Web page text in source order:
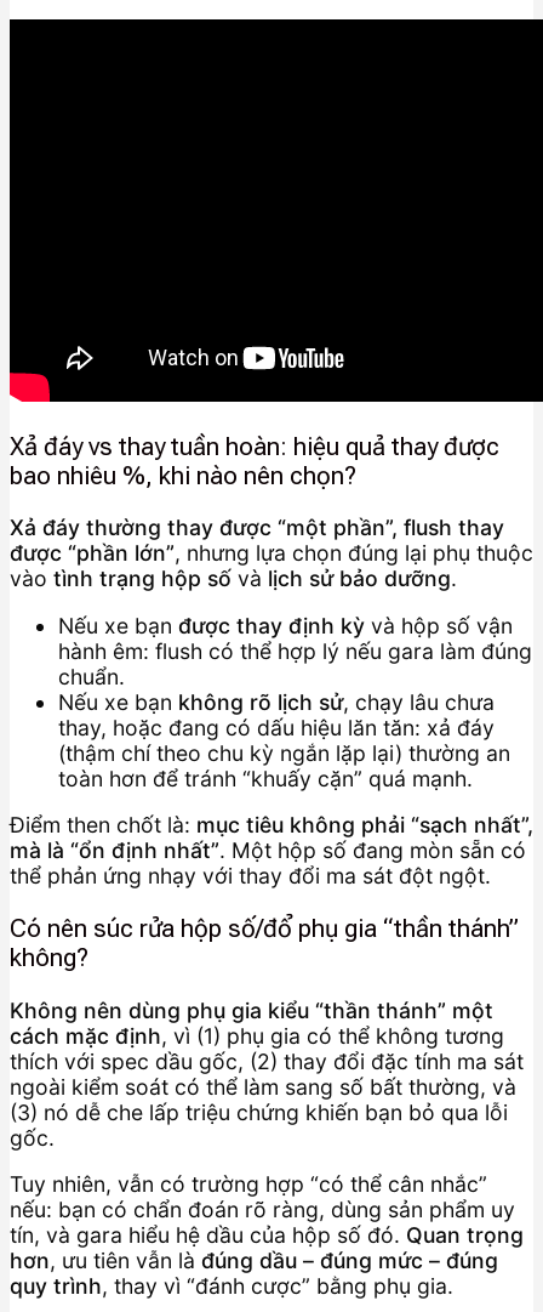
Xả đáy vs thay tuần hoàn: hiệu quả thay được
bao nhiêu %, khi nào nên chọn?
Xả đáy thường thay được “một phần”, flush thay
được “phần lớn”, nhưng lựa chọn đúng lại phụ thuộc
vào tình trạng hộp số và lịch sử bảo dưỡng.
Nếu xe bạn được thay định kỳ và hộp số vận
hành êm: flush có thể hợp lý nếu gara làm đúng
chuẩn.
Nếu xe bạn không rõ lịch sử, chạy lâu chưa
thay, hoặc đang có dấu hiệu lăn tăn: xả đáy
(thậm chí theo chu kỳ ngắn lặp lại) thường an
toàn hơn để tránh “khuấy cặn” quá mạnh.
Điểm then chốt là: mục tiêu không phải “sạch nhất”,
mà là “ổn định nhất”. Một hộp số đang mòn sẵn có
thể phản ứng nhạy với thay đổi ma sát đột ngột.
Có nên súc rửa hộp số/đổ phụ gia “thần thánh”
không?
Không nên dùng phụ gia kiểu “thần thánh” một
cách mặc định, vì (1) phụ gia có thể không tương
thích với spec dầu gốc, (2) thay đổi đặc tính ma sát
ngoài kiểm soát có thể làm sang số bất thường, và
(3) nó dễ che lấp triệu chứng khiến bạn bỏ qua lỗi
gốc.
Tuy nhiên, vẫn có trường hợp “có thể cân nhắc”
nếu: bạn có chẩn đoán rõ ràng, dùng sản phẩm uy
tín, và gara hiểu hệ dầu của hộp số đó. Quan trọng
hơn, ưu tiên vẫn là đúng dầu – đúng mức – đúng
quy trình, thay vì “đánh cược” bằng phụ gia.